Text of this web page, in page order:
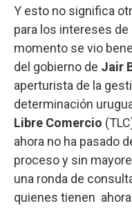
Y esto no significa
para los intereses de
momento se vio
del gobierno de Jair
aperturista de la
determinación
Libre Comercio
ahora no ha pasado
proceso y sin
una ronda de
quienes tienen